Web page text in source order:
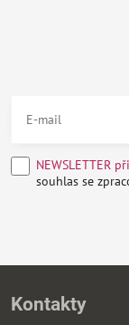
NEWSLETTER
souhlas
Kontakty